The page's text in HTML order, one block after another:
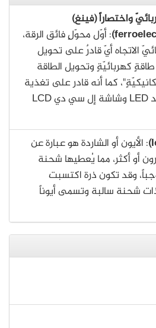
واختصاراً (فينغ)
: أوّل محوّلٍ فائق الرقة،
الاتجاه أيّ قادرٌ على تحويل
كهربائيّةٍ وتحويل الطاقة
كما أنه قادر على تغذية
لوحة مفاتيح، وأضواء ليد LED وشاشة إل سي دي LCD
: الأيون أو الشاردة هو عبارة عن
أو أكثر، مما يُعطيها شحنة
وقد تكون ذرة اكتسبت
ذات شحنة سالبة وتسمى أيوناً